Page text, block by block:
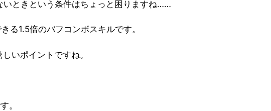
いときという条件はちょっと困りますね……
る1.5倍のバフコンボスキルです。
いポイントですね。
。